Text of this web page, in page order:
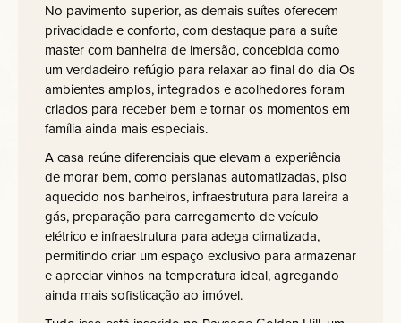
No pavimento superior, as demais suítes oferecem
privacidade e conforto, com destaque para a suíte
master com banheira de imersão, concebida como
um verdadeiro refúgio para relaxar ao final do dia Os
ambientes amplos, integrados e acolhedores foram
criados para receber bem e tornar os momentos em
família ainda mais especiais.
A casa reúne diferenciais que elevam a experiência
de morar bem, como persianas automatizadas, piso
aquecido nos banheiros, infraestrutura para lareira a
gás, preparação para carregamento de veículo
elétrico e infraestrutura para adega climatizada,
permitindo criar um espaço exclusivo para armazenar
e apreciar vinhos na temperatura ideal, agregando
ainda mais sofisticação ao imóvel.